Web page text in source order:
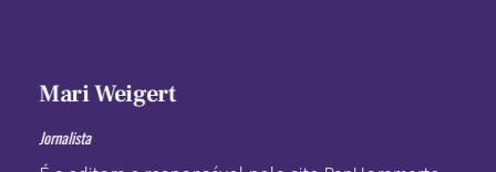
Mari Weigert
Jornalista